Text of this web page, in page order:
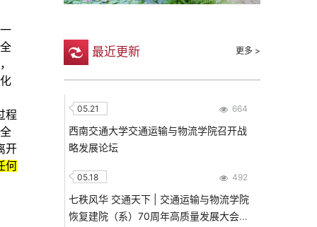
程
开
何
最近更新 更多 >
05.21 664
西南交通大学交通运输与物流学院召开战
略发展论坛
05.18 492
七秩风华 交通天下 | 交通运输与物流学院
恢复建院（系）70周年高质量发展大会隆